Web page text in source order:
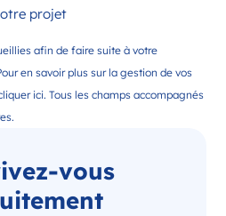
projet
afin de faire suite à votre
en savoir plus sur la gestion de vos
ici. Tous les champs accompagnés
vous